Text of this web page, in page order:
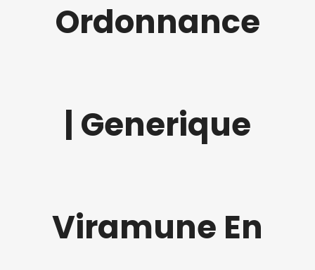
Ordonnance
| Generique
Viramune En